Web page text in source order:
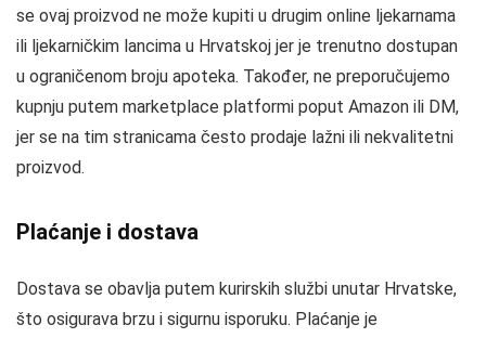
se ovaj proizvod ne može kupiti u drugim online ljekarnama
ili ljekarničkim lancima u Hrvatskoj jer je trenutno dostupan
u ograničenom broju apoteka. Također, ne preporučujemo
kupnju putem marketplace platformi poput Amazon ili DM,
jer se na tim stranicama često prodaje lažni ili nekvalitetni
proizvod.
Plaćanje i dostava
Dostava se obavlja putem kurirskih službi unutar Hrvatske,
što osigurava brzu i sigurnu isporuku. Plaćanje je